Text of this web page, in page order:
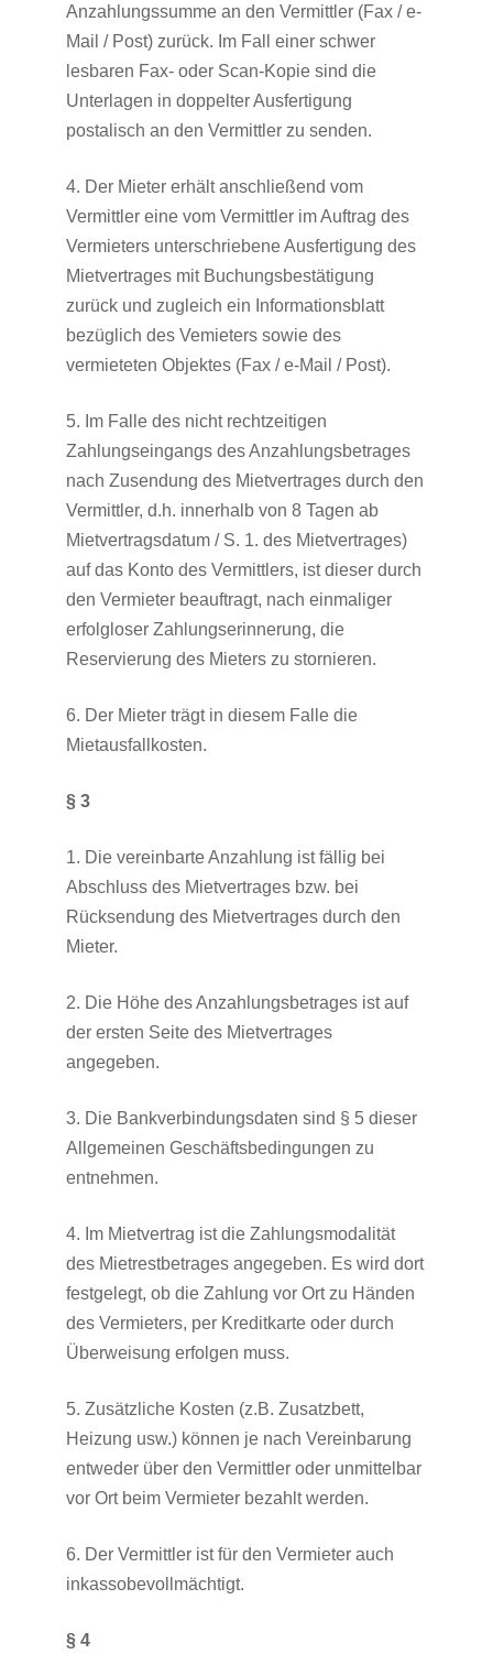
Anzahlungssumme an den Vermittler (Fax / e-
Mail / Post) zurück. Im Fall einer schwer
lesbaren Fax- oder Scan-Kopie sind die
Unterlagen in doppelter Ausfertigung
postalisch an den Vermittler zu senden.
4. Der Mieter erhält anschließend vom
Vermittler eine vom Vermittler im Auftrag des
Vermieters unterschriebene Ausfertigung des
Mietvertrages mit Buchungsbestätigung
zurück und zugleich ein Informationsblatt
bezüglich des Vemieters sowie des
vermieteten Objektes (Fax / e-Mail / Post).
5. Im Falle des nicht rechtzeitigen
Zahlungseingangs des Anzahlungsbetrages
nach Zusendung des Mietvertrages durch den
Vermittler, d.h. innerhalb von 8 Tagen ab
Mietvertragsdatum / S. 1. des Mietvertrages)
auf das Konto des Vermittlers, ist dieser durch
den Vermieter beauftragt, nach einmaliger
erfolgloser Zahlungserinnerung, die
Reservierung des Mieters zu stornieren.
6. Der Mieter trägt in diesem Falle die
Mietausfallkosten.
§ 3
1. Die vereinbarte Anzahlung ist fällig bei
Abschluss des Mietvertrages bzw. bei
Rücksendung des Mietvertrages durch den
Mieter.
2. Die Höhe des Anzahlungsbetrages ist auf
der ersten Seite des Mietvertrages
angegeben.
3. Die Bankverbindungsdaten sind § 5 dieser
Allgemeinen Geschäftsbedingungen zu
entnehmen.
4. Im Mietvertrag ist die Zahlungsmodalität
des Mietrestbetrages angegeben. Es wird dort
festgelegt, ob die Zahlung vor Ort zu Händen
des Vermieters, per Kreditkarte oder durch
Überweisung erfolgen muss.
5. Zusätzliche Kosten (z.B. Zusatzbett,
Heizung usw.) können je nach Vereinbarung
entweder über den Vermittler oder unmittelbar
vor Ort beim Vermieter bezahlt werden.
6. Der Vermittler ist für den Vermieter auch
inkassobevollmächtigt.
§ 4